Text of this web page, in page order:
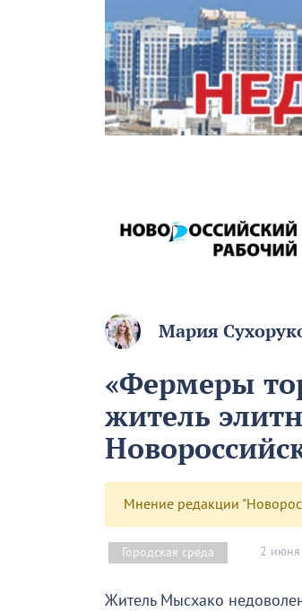
Мария
«Фермеры
житель
Мнение редакции
Городская среда 2
Житель Мысхако